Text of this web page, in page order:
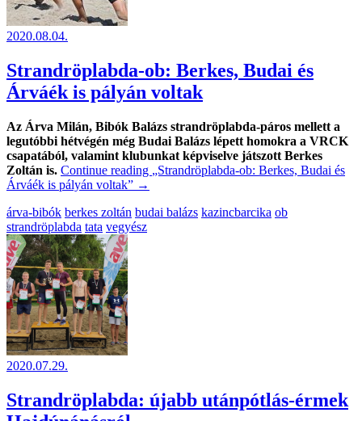
2020.08.04.
Strandröplabda-ob: Berkes, Budai és
Árváék is pályán voltak
Az Árva Milán, Bibók Balázs strandröplabda-páros mellett a
legutóbbi hétvégén még Budai Balázs lépett homokra a VRCK
csapatából, valamint klubunkat képviselve játszott Berkes
Zoltán is. Continue reading „Strandröplabda-ob: Berkes, Budai és
Árváék is pályán voltak” →
árva-bibók berkes zoltán budai balázs kazincbarcika ob
strandröplabda tata vegyész
2020.07.29.
Strandröplabda: újabb utánpótlás-érmek